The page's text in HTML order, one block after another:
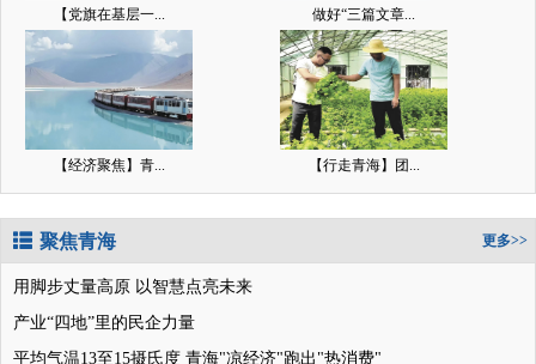
【党旗在基层一... 做好“三篇文章...
【经济聚焦】青... 【行走青海】团...
聚焦青海 更多>>
用脚步丈量高原 以智慧点亮未来
产业“四地”里的民企力量
平均气温13至15摄氏度 青海"凉经济"跑出"热消费"